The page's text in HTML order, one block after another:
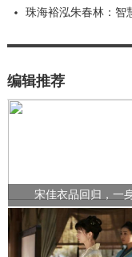
珠海裕泓朱春林：智
编辑推荐
宋佳衣品回归，一